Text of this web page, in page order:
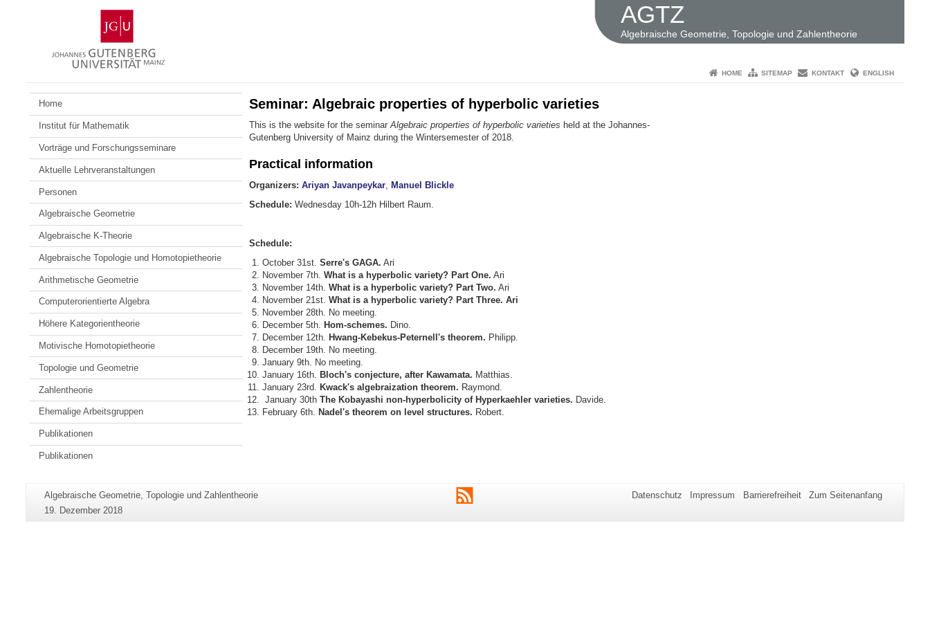
Gutenberg-
Universität
Mainz
AGTZ
Algebraische Geometrie, Topologie und Zahlentheorie
HOME SITEMAP KONTAKT ENGLISH
Home
Institut für Mathematik
Vorträge und Forschungsseminare
Aktuelle Lehrveranstaltungen
Personen
Algebraische Geometrie
Algebraische K-Theorie
Algebraische Topologie und Homotopietheorie
Arithmetische Geometrie
Computerorientierte Algebra
Höhere Kategorientheorie
Motivische Homotopietheorie
Topologie und Geometrie
Zahlentheorie
Ehemalige Arbeitsgruppen
Publikationen
Publikationen
Seminar: Algebraic properties of hyperbolic varieties
This is the website for the seminarAlgebraic properties of hyperbolic varieties held at the Johannes-
Gutenberg University of Mainz during the Wintersemester of 2018.
Practical information
Organizers: Ariyan Javanpeykar, Manuel Blickle
Schedule: Wednesday 10h-12h Hilbert Raum.
Schedule:
October 31st. Serre's GAGA. Ari
November 7th. What is a hyperbolic variety? Part One. Ari
November 14th. What is a hyperbolic variety? Part Two. Ari
November 21st. What is a hyperbolic variety? Part Three. Ari
November 28th. No meeting.
December 5th. Hom-schemes. Dino.
December 12th. Hwang-Kebekus-Peternell's theorem. Philipp.
December 19th. No meeting.
January 9th. No meeting.
January 16th. Bloch's conjecture, after Kawamata. Matthias.
January 23rd. Kwack's algebraization theorem. Raymond.
January 30th The Kobayashi non-hyperbolicity of Hyperkaehler varieties. Davide.
February 6th. Nadel's theorem on level structures. Robert.
Zusätzliche
Informationen
Seiten-
Name:
Algebraische Geometrie, Topologie und Zahlentheorie
Letzte
19. Dezember 2018
RSS Datenschutz Impressum Barrierefreiheit Zum Seitenanfang